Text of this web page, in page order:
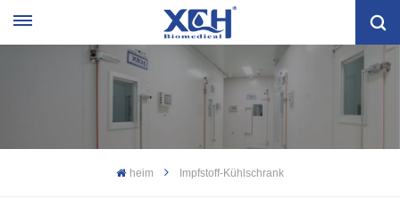
heim Impfstoff-Kühlschrank